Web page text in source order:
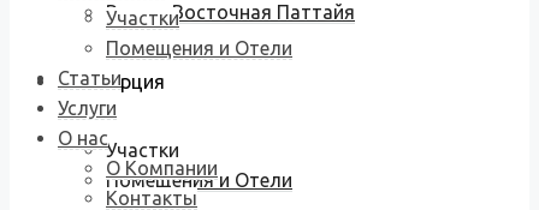
Виллы Восточная Паттайя
Коммерция
Участки
Помещения и Отели
Участки
Помещения и Отели
Статьи
Услуги
О нас
О Компании
Контакты